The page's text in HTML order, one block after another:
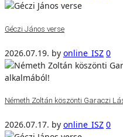
Géczi János verse
2026.07.19. by online_ISZ 0
Németh Zoltán köszönti Garaczi
2026.07.17. by online_ISZ 0